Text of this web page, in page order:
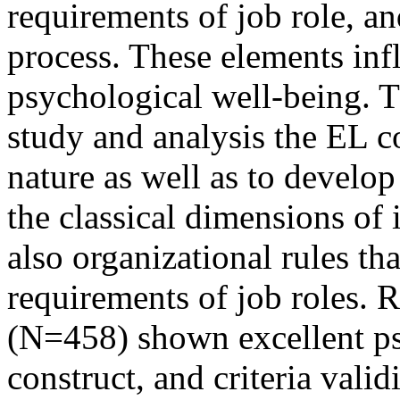
requirements of job role,
process. These elements
psychological well-being.
study and analysis the EL
nature as well as to
the classical dimensions
also organizational rules
requirements of job roles.
(N=458) shown excellent
construct, and criteria